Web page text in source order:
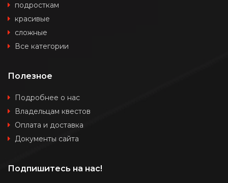
подросткам
красивые
сложные
Все категории
Полезное
Подробнее о нас
Владельцам квестов
Оплата и доставка
Документы сайта
Подпишитесь на нас!